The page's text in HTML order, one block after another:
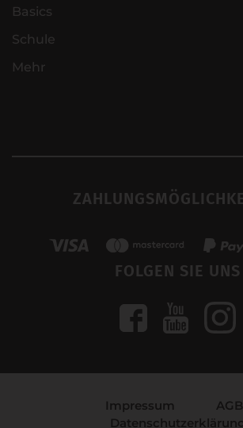
Basics
Schule
Mehr
FOLGEN SIE UNS
Impressum